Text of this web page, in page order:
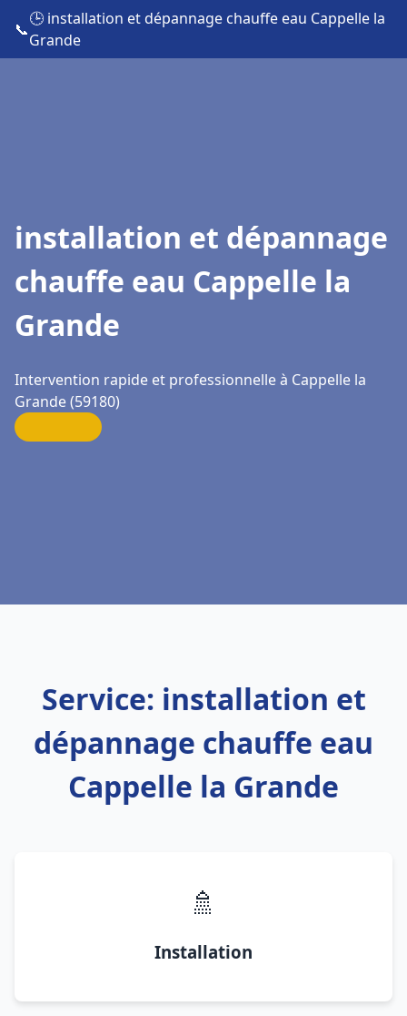
📞
🕒 installation et dépannage chauffe eau Cappelle la
Grande
installation et dépannage
chauffe eau Cappelle la
Grande
Intervention rapide et professionnelle à Cappelle la
Grande (59180)
Service: installation et
dépannage chauffe eau
Cappelle la Grande
🚿
Installation